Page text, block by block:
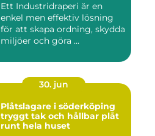
Ett Industridraperi är en
enkel men effektiv lösning
för att skapa ordning, skydda
miljöer och göra ...
30. jun
Plåtslagare i söderköping
tryggt tak och hållbar plåt
runt hela huset